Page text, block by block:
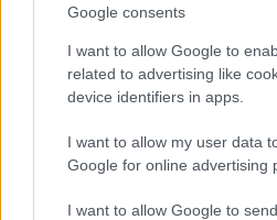
Google consents
I want to allow Google to
related to advertising like
device identifiers in apps.
I want to allow my user data
Google for online advertising
I want to allow Google to
της
Οι άνθρωποι, οι